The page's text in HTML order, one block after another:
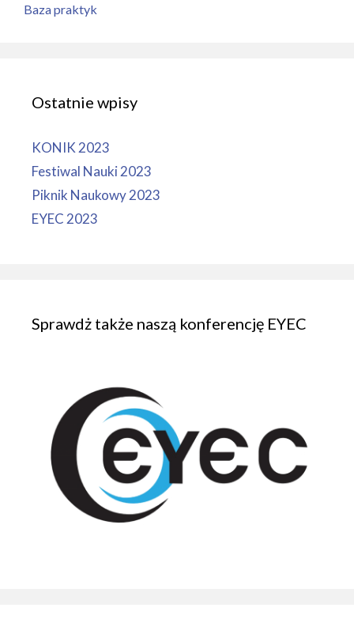
Baza praktyk
Ostatnie wpisy
KONIK 2023
Festiwal Nauki 2023
Piknik Naukowy 2023
EYEC 2023
Sprawdż także naszą konferencję EYEC